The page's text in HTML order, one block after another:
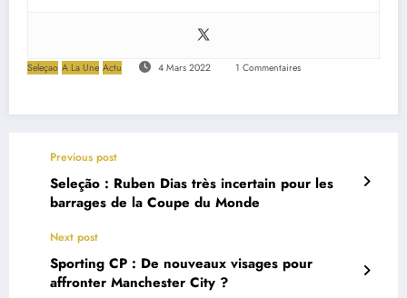
Seleçao A La Une Actu 4 Mars 2022 1 Commentaires
Previous post
Seleção : Ruben Dias très incertain pour les
barrages de la Coupe du Monde
Next post
Sporting CP : De nouveaux visages pour
affronter Manchester City ?